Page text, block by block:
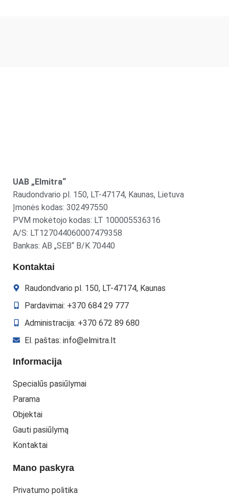
UAB „Elmitra“
Raudondvario pl. 150, LT-47174, Kaunas, Lietuva
Įmonės kodas: 302497550
PVM mokėtojo kodas: LT 100005536316
A/S: LT127044060007479358
Bankas: AB „SEB“ B/K 70440
Kontaktai
Raudondvario pl. 150, LT-47174, Kaunas
Pardavimai: +370 684 29 777
Administracija: +370 672 89 680
El. paštas: info@elmitra.lt
Informacija
Specialūs pasiūlymai
Parama
Objektai
Gauti pasiūlymą
Kontaktai
Mano paskyra
Privatumo politika